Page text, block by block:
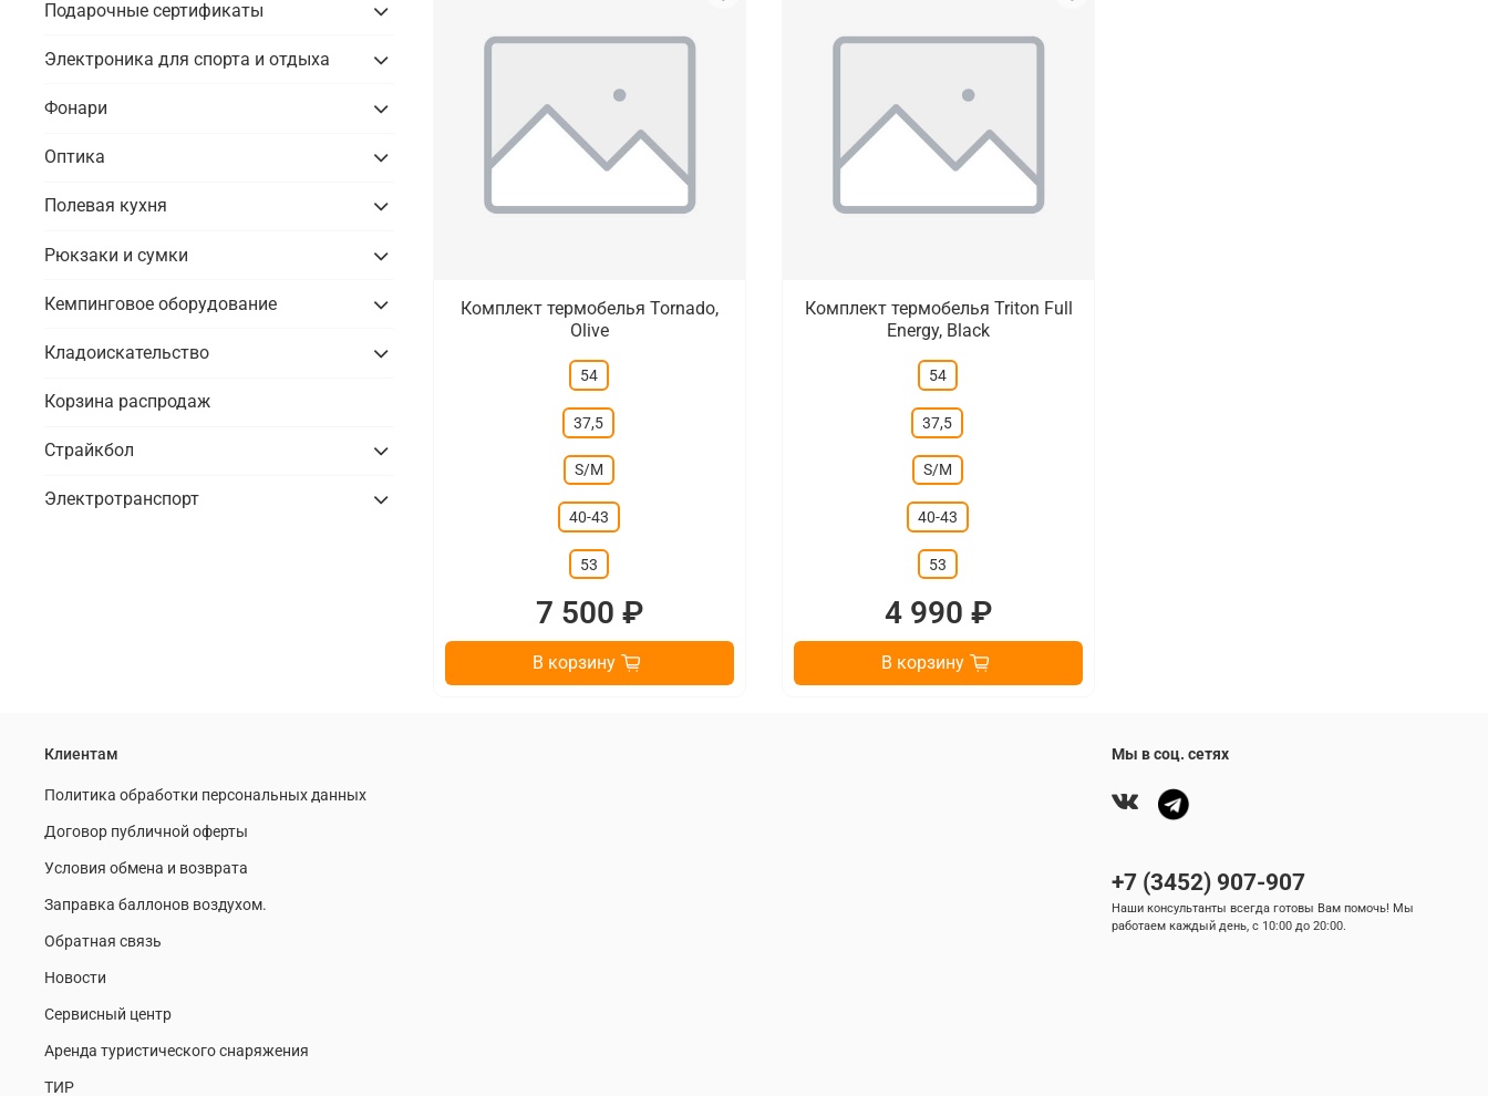
Комплект термобелья Tornado,
Olive
54
37,5
S/M
40-43
53
7 500 ₽
В корзину
Комплект термобелья Triton Full
Energy, Black
54
37,5
S/M
40-43
53
4 990 ₽
В корзину
Подарочные сертификаты
Электроника для спорта и отдыха
Фонари
Оптика
Полевая кухня
Рюкзаки и сумки
Кемпинговое оборудование
Кладоискательство
Корзина распродаж
Страйкбол
Электротранспорт
Клиентам
Политика обработки персональных данных
Договор публичной оферты
Условия обмена и возврата
Заправка баллонов воздухом.
Обратная связь
Новости
Сервисный центр
Аренда туристического снаряжения
ТИР
Мы в соц. сетях
+7 (3452) 907-907
Наши консультанты всегда готовы Вам помочь! Мы
работаем каждый день, с 10:00 до 20:00.